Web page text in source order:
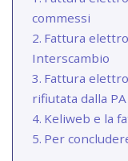
commessi
Fattura
Interscambio
Fattura
rifiutata dalla PA
Keliweb e la
Per